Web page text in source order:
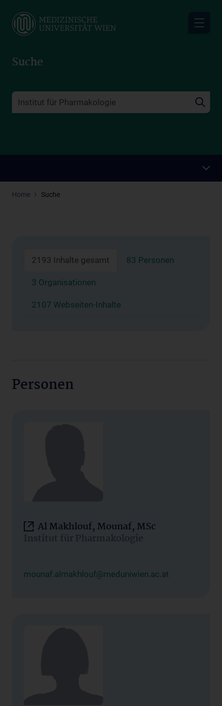
main
Suche
Home Suche
2193 Inhalte gesamt 83 Personen
3 Organisationen
2107 Webseiten-Inhalte
Personen
Al Makhlouf, Mounaf, MSc
Institut für Pharmakologie
mounaf.almakhlouf@meduniwien.ac.at